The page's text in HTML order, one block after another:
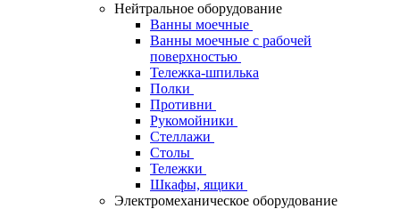
Нейтральное оборудование
Ванны моечные
Ванны моечные с рабочей
поверхностью
Тележка-шпилька
Полки
Противни
Рукомойники
Стеллажи
Столы
Тележки
Шкафы, ящики
Электромеханическое оборудование